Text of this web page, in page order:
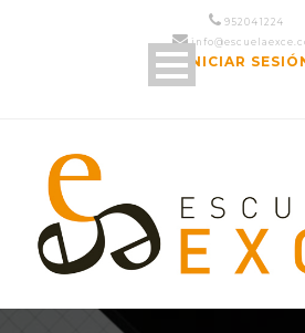
952 04 12 24
INICIAR